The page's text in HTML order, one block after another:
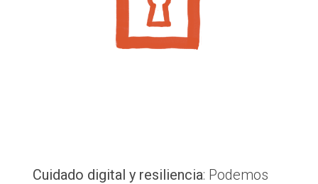
Cuidado digital y resiliencia: Podemos